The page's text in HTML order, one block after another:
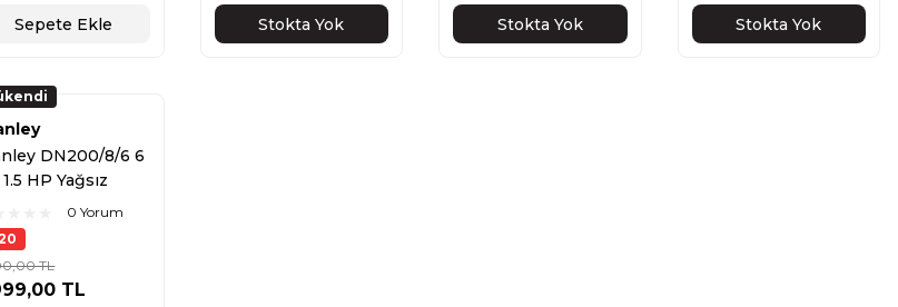
Sepete Ekle Stokta Yok Stokta Yok Stokta Yok
DN200/8/6 6
HP Yağsız
Kompresörü
0 Yorum
TL
TL